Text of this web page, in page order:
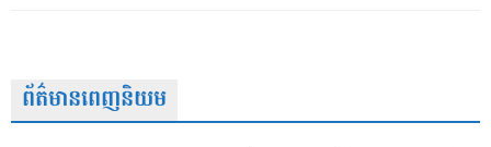
ព័ត៌មានពេញនិយម